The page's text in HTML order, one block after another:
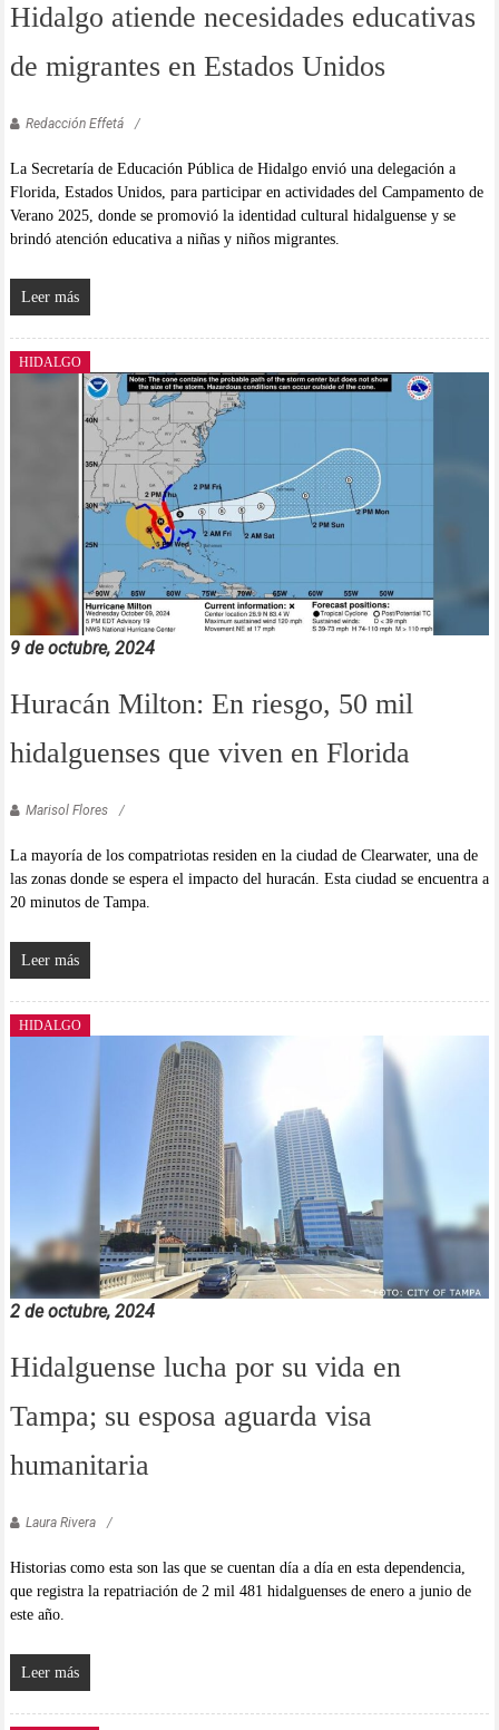
Hidalgo atiende necesidades educativas
de migrantes en Estados Unidos
Redacción Effetá
La Secretaría de Educación Pública de Hidalgo envió una delegación a
Florida, Estados Unidos, para participar en actividades del Campamento de
Verano 2025, donde se promovió la identidad cultural hidalguense y se
brindó atención educativa a niñas y niños migrantes.
Leer más
HIDALGO
9 de octubre, 2024
Huracán Milton: En riesgo, 50 mil
hidalguenses que viven en Florida
Marisol Flores
La mayoría de los compatriotas residen en la ciudad de Clearwater, una de
las zonas donde se espera el impacto del huracán. Esta ciudad se encuentra a
20 minutos de Tampa.
Leer más
HIDALGO
2 de octubre, 2024
Hidalguense lucha por su vida en
Tampa; su esposa aguarda visa
humanitaria
Laura Rivera
Historias como esta son las que se cuentan día a día en esta dependencia,
que registra la repatriación de 2 mil 481 hidalguenses de enero a junio de
este año.
Leer más